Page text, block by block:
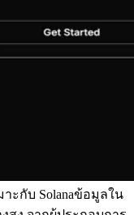
ะกับ Solanaข้อมูลใน